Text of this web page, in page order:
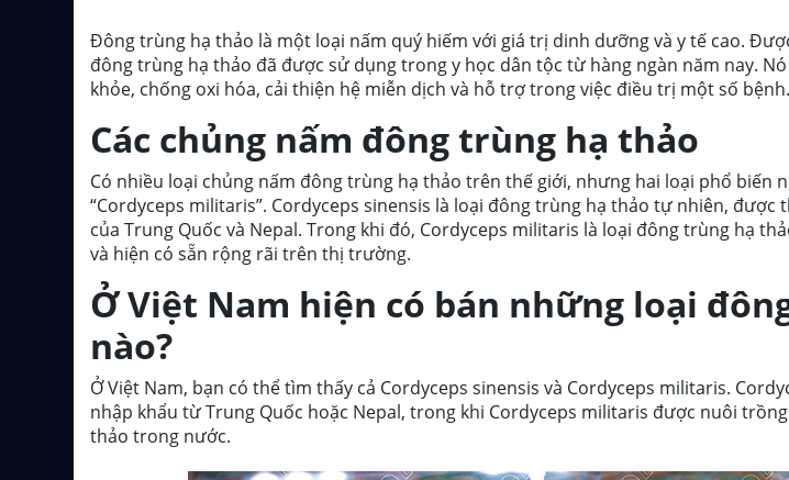
Đông trùng hạ thảo là một loại nấm quý hiếm với giá trị dinh dưỡng và y tế cao.
đông trùng hạ thảo đã được sử dụng trong y học dân tộc từ hàng ngàn năm nay.
khỏe, chống oxi hóa, cải thiện hệ miễn dịch và hỗ trợ trong việc điều trị một số bệnh.
Các chủng nấm đông trùng hạ thảo
Có nhiều loại chủng nấm đông trùng hạ thảo trên thế giới, nhưng hai loại phổ biến
“Cordyceps militaris”. Cordyceps sinensis là loại đông trùng hạ thảo tự nhiên, được
của Trung Quốc và Nepal. Trong khi đó, Cordyceps militaris là loại đông trùng hạ
và hiện có sẵn rộng rãi trên thị trường.
Ở Việt Nam hiện có bán những loại
nào?
Ở Việt Nam, bạn có thể tìm thấy cả Cordyceps sinensis và Cordyceps militaris.
nhập khẩu từ Trung Quốc hoặc Nepal, trong khi Cordyceps militaris được nuôi
thảo trong nước.